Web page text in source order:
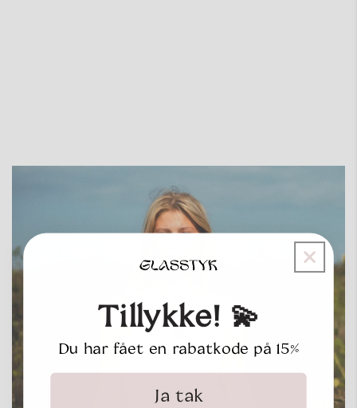
Tillykke! 💫
Du har fået en rabatkode på 15%
Ja tak